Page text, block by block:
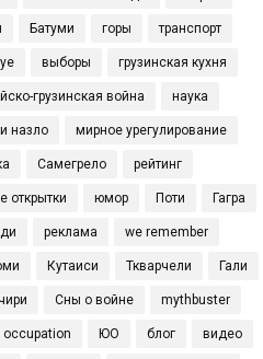
Батуми горы транспорт
выборы грузинская кухня
грузинская война наука
назло мирное урегулирование
Самегрело рейтинг
открытки юмор Поти Гагра
реклама we remember
Кутаиси Ткварчели Гали
Сны о войне mythbuster
ЮО блог видео